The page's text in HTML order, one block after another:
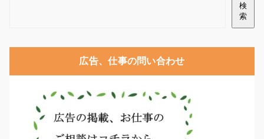
検
索
広告、仕事の問い合わせ